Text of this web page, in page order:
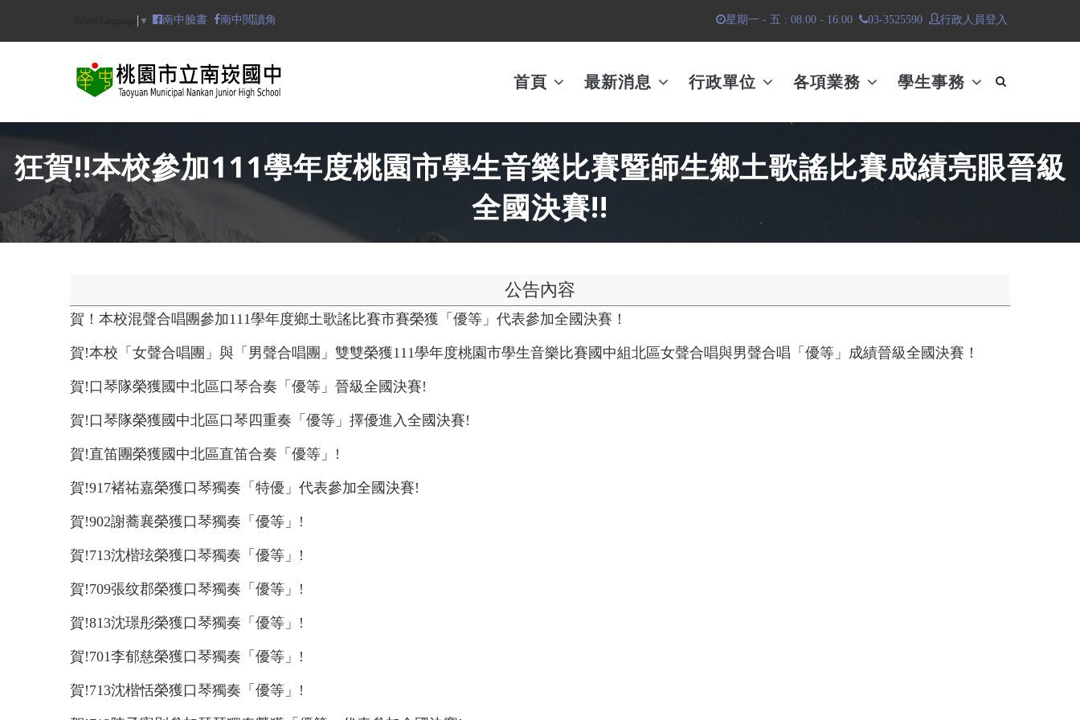
▼ 南中臉書 南中閲讀角 星期一 - 五 : 08:00 - 16:00 03-3525590 行政人員登入
首頁 最新消息 行政單位 各項業務 學生事務
狂賀!!本校參加111學年度桃園市學生音樂比賽暨師生鄉土歌謠比賽成績亮眼晉級
全國決賽!!
公告內容
賀！本校混聲合唱團參加111學年度鄉土歌謠比賽市賽榮獲「優等」代表參加全國決賽！
賀!本校「女聲合唱團」與「男聲合唱團」雙雙榮獲111學年度桃園市學生音樂比賽國中組北區女聲合唱與男聲合唱「優等」成績晉級全國決賽！
賀!口琴隊榮獲國中北區口琴合奏「優等」晉級全國決賽!
賀!口琴隊榮獲國中北區口琴四重奏「優等」擇優進入全國決賽!
賀!直笛團榮獲國中北區直笛合奏「優等」!
賀!917褚祐嘉榮獲口琴獨奏「特優」代表參加全國決賽!
賀!902謝蕎襄榮獲口琴獨奏「優等」!
賀!713沈楷玹榮獲口琴獨奏「優等」!
賀!709張纹郡榮獲口琴獨奏「優等」!
賀!813沈璟彤榮獲口琴獨奏「優等」!
賀!701李郁慈榮獲口琴獨奏「優等」!
賀!713沈楷恬榮獲口琴獨奏「優等」!